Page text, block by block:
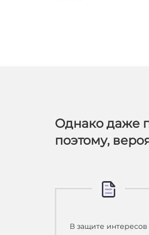
Однако даже
поэтому,
В защите интересов